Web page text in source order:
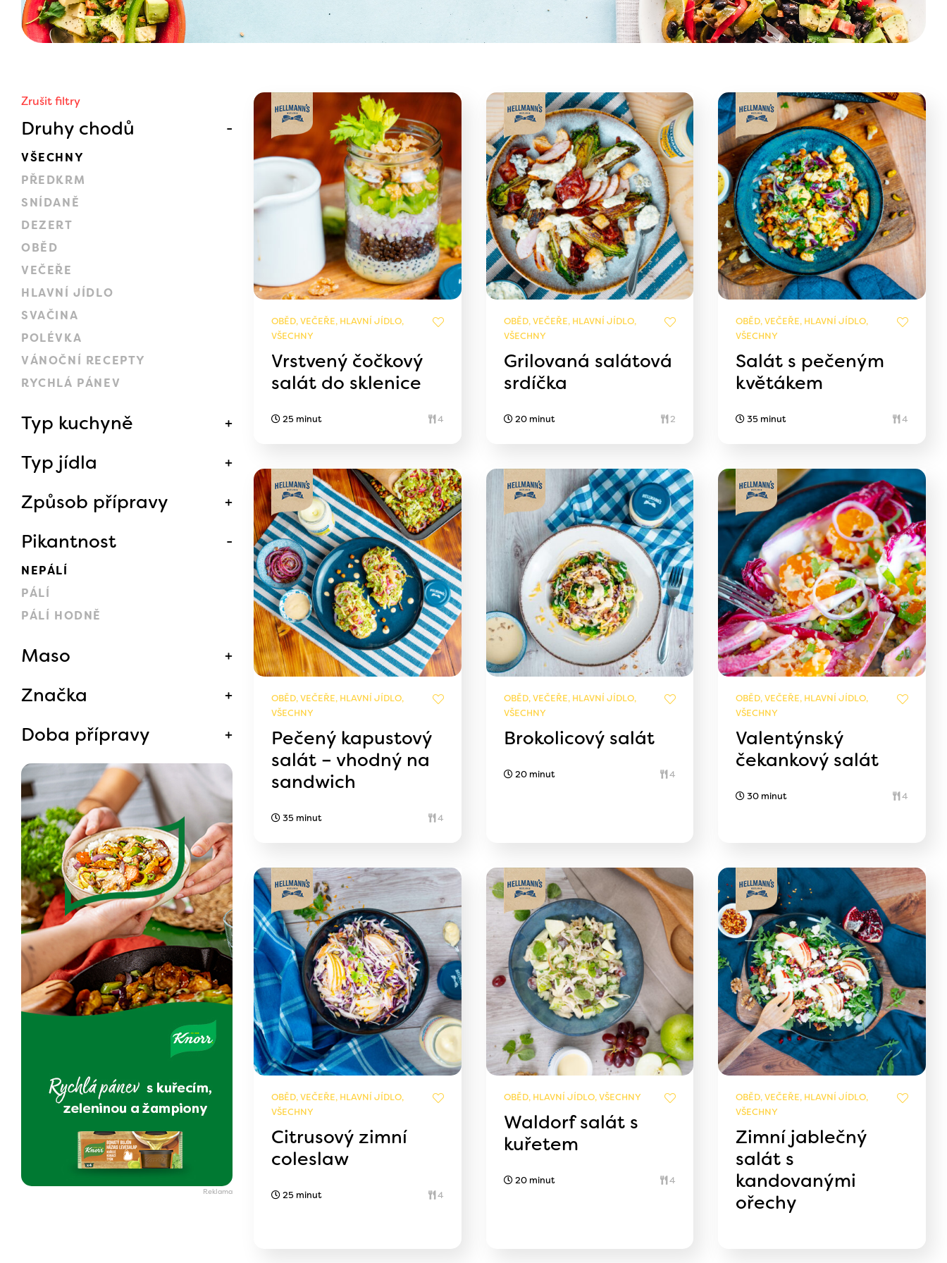
Zrušit filtry
Druhy chodů
VŠECHNY
PŘEDKRM
SNÍDANĚ
DEZERT
OBĚD
VEČEŘE
HLAVNÍ JÍDLO
SVAČINA
POLÉVKA
VÁNOČNÍ RECEPTY
RYCHLÁ PÁNEV
Typ kuchyně
Typ jídla
Způsob přípravy
Pikantnost
NEPÁLÍ
PÁLÍ
PÁLÍ HODNĚ
Maso
Značka
Doba přípravy
OBĚD, VEČEŘE, HLAVNÍ JÍDLO,
VŠECHNY
Vrstvený čočkový
salát do sklenice
25 minut 4
OBĚD, VEČEŘE, HLAVNÍ JÍDLO,
VŠECHNY
Grilovaná salátová
srdíčka
20 minut 2
OBĚD, VEČEŘE, HLAVNÍ JÍDLO,
VŠECHNY
Salát s pečeným
květákem
35 minut 4
OBĚD, VEČEŘE, HLAVNÍ JÍDLO,
VŠECHNY
Pečený kapustový
salát – vhodný na
sandwich
35 minut 4
OBĚD, VEČEŘE, HLAVNÍ JÍDLO,
VŠECHNY
Brokolicový salát
20 minut 4
OBĚD, VEČEŘE, HLAVNÍ JÍDLO,
VŠECHNY
Valentýnský
čekankový salát
30 minut 4
OBĚD, VEČEŘE, HLAVNÍ JÍDLO,
VŠECHNY
Citrusový zimní
coleslaw
25 minut 4
OBĚD, HLAVNÍ JÍDLO, VŠECHNY
Waldorf salát s
kuřetem
20 minut 4
OBĚD, VEČEŘE, HLAVNÍ JÍDLO,
VŠECHNY
Zimní jablečný
salát s
kandovanými
ořechy